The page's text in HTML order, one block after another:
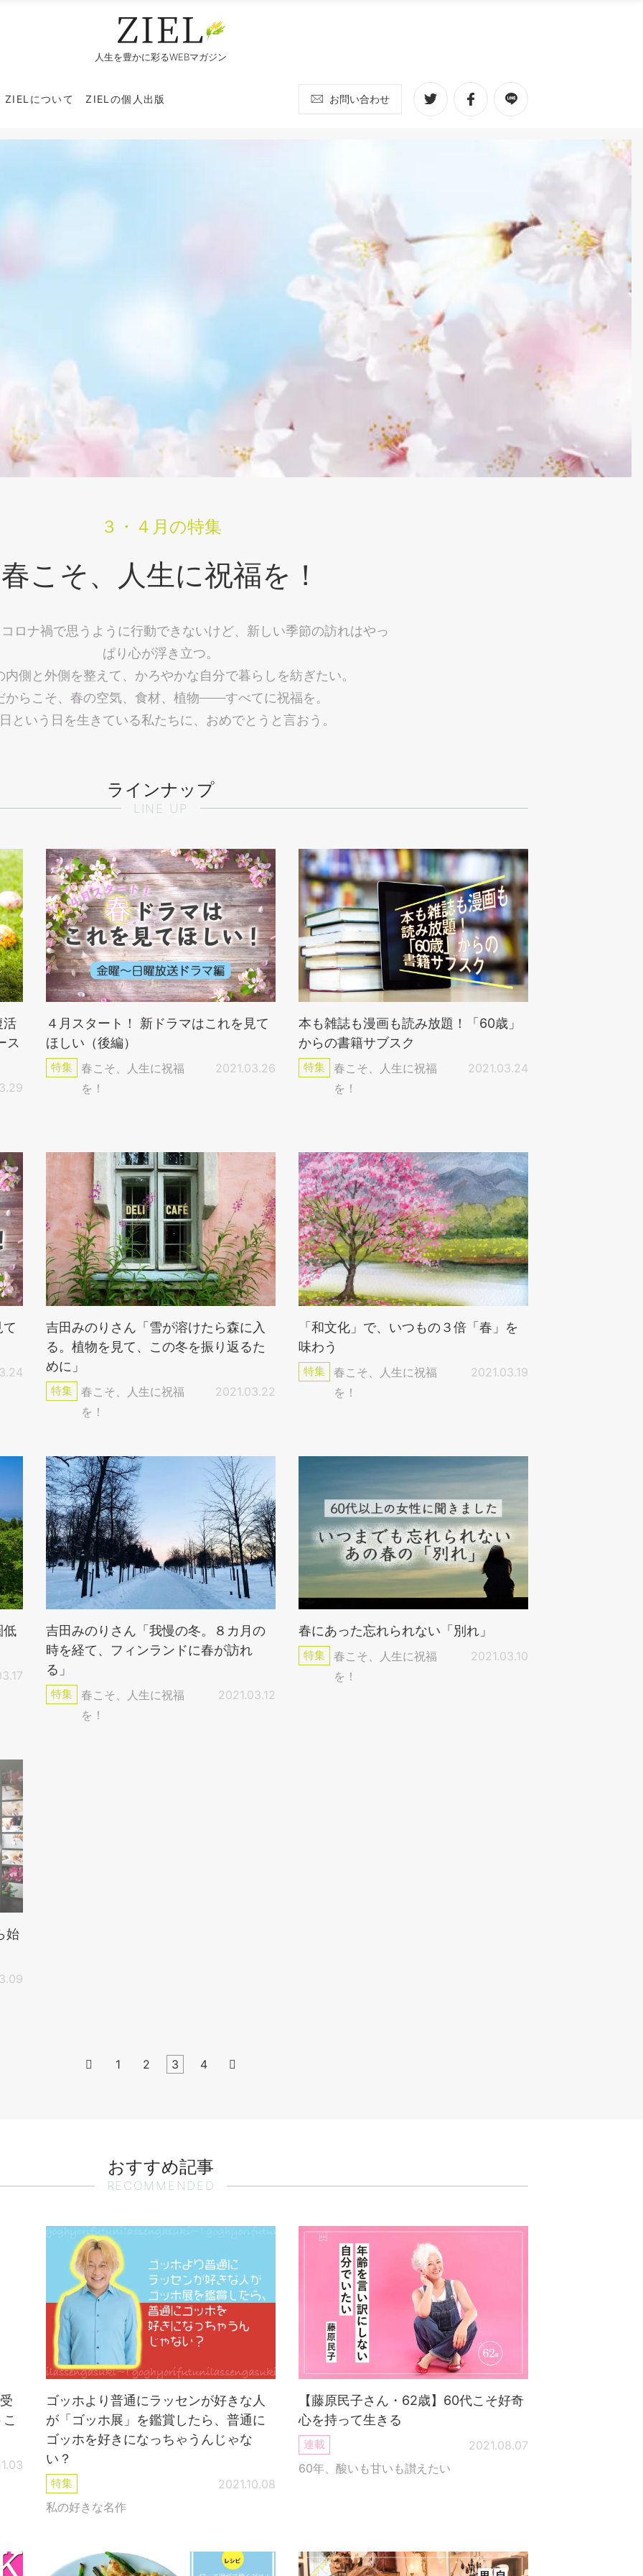
人生を豊かに彩るWEBマガジン
ZIELについて ZIELの個人出版 お問い合わせ
３・４月の特集
春こそ、人生に祝福を！
ロナ禍で思うように行動できないけど、新しい季節の訪れはやっ
ぱり心が浮き立つ。
内側と外側を整えて、かろやかな自分で暮らしを紡ぎたい。
からこそ、春の空気、食材、植物——すべてに祝福を。
という日を生きている私たちに、おめでとうと言おう。
ラインナップ
LINE UP
活
ス
４月スタート！ 新ドラマはこれを見て
ほしい（後編）
特集
春こそ、人生に祝福
を！
2021.03.26
本も雑誌も漫画も読み放題！「60歳」
からの書籍サブスク
特集
春こそ、人生に祝福
を！
2021.03.24
吉田みのりさん「雪が溶けたら森に入
る。植物を見て、この冬を振り返るた
めに」
特集
春こそ、人生に祝福
を！
2021.03.22
「和文化」で、いつもの３倍「春」を
味わう
特集
春こそ、人生に祝福
を！
2021.03.19
低
吉田みのりさん「我慢の冬。８カ月の
時を経て、フィンランドに春が訪れ
る」
特集
春こそ、人生に祝福
を！
2021.03.12
春にあった忘れられない「別れ」
特集
春こそ、人生に祝福
を！
2021.03.10
始
 1 2 3 4 
おすすめ記事
RECOMMENDED
ゴッホより普通にラッセンが好きな人
が「ゴッホ展」を鑑賞したら、普通に
ゴッホを好きになっちゃうんじゃな
い？
特集
私の好きな名作
2021.10.08
【藤原民子さん・62歳】60代こそ好奇
心を持って生きる
連載
60年、酸いも甘いも讃えたい
2021.08.07